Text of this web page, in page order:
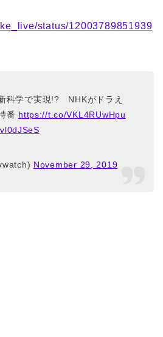
status/12003789851939
科学で実現!? NHKがドラえ
番 https://t.co/VKL4RUwHpu
November 29, 2019